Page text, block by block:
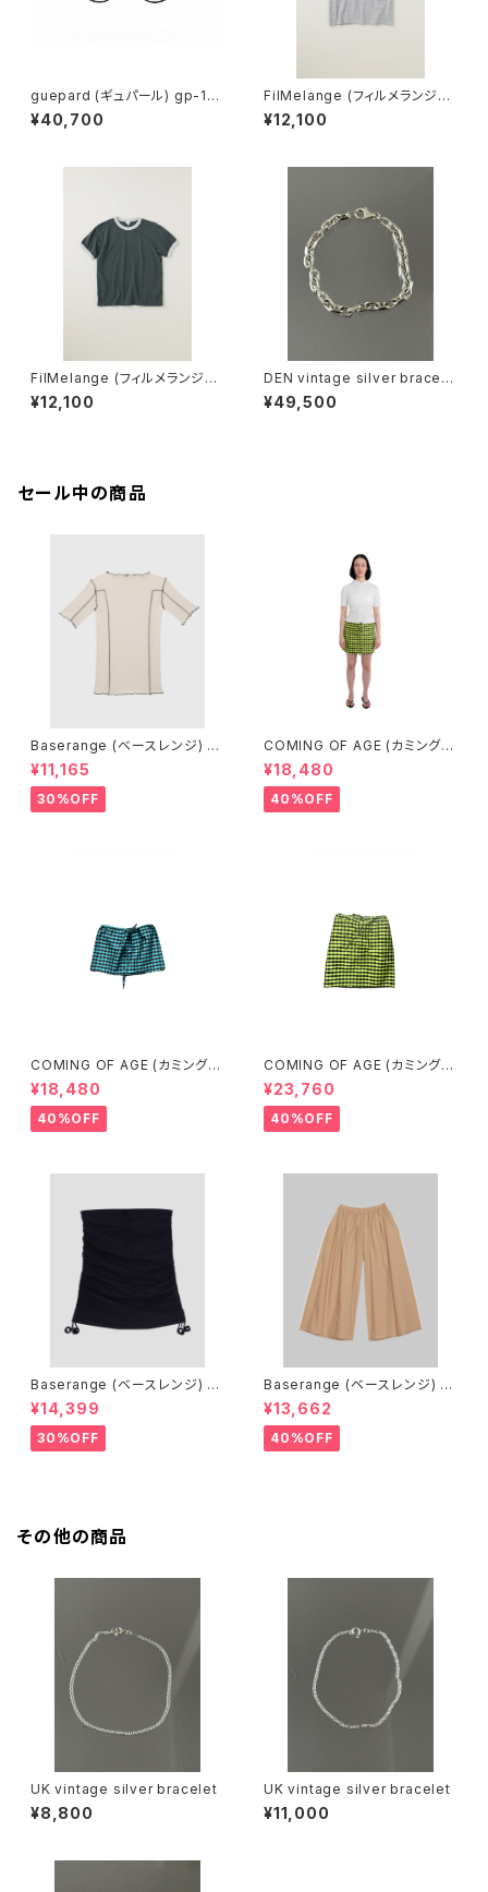
guepard (ギュパール) gp-11
noir cristal (clear lens) メガ
ネ
¥40,700
FilMelange (フィルメランジェ)
EMMA / エマ VINTAGE TENJ
IKU (champione melange)
¥12,100
FilMelange (フィルメランジェ)
EMMA / エマ VINTAGE TENJ
IKU (charcoal khaki)
¥12,100
DEN vintage silver bracele
t
¥49,500
セール中の商品
Baserange (ベースレンジ) O
MATO 3/4 TEE SHIRT (DYL
AN BEIGE)
¥11,165
30%OFF
COMING OF AGE (カミングオ
ブエイジ) DRAWSTRING MIN
I SKIRT (GINGHAM LIME/BL
ACK）
¥18,480
40%OFF
COMING OF AGE (カミングオ
ブエイジ) DRAWSTRING MIN
I SKIRT（GINGHAM TURQU
OISE/BROWN）
¥18,480
40%OFF
COMING OF AGE (カミングオ
ブエイジ) DRAWSTRING MID
I SKIRT（GINGHAM LIME/BL
ACK）
¥23,760
40%OFF
Baserange (ベースレンジ) PI
CTORIAL SKIRT (BLACK)
¥14,399
30%OFF
Baserange (ベースレンジ) C
ABLE PANTS (MARBLE BRO
WN)
¥13,662
40%OFF
その他の商品
UK vintage silver bracelet
¥8,800
UK vintage silver bracelet
¥11,000